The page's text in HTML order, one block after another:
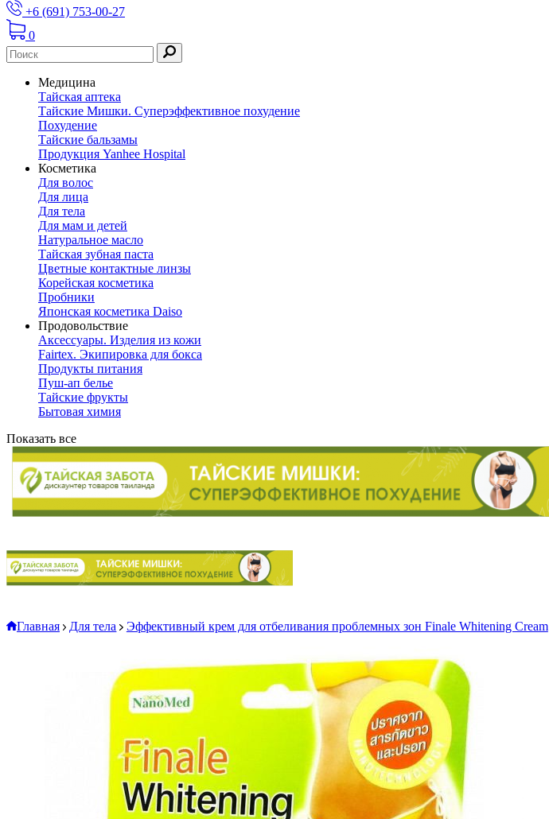
+6 (691) 753-00-27
0
Медицина
Тайская аптека
Тайские Мишки. Суперэффективное похудение
Похудение
Тайские бальзамы
Продукция Yanhee Hospital
Косметика
Для волос
Для лица
Для тела
Для мам и детей
Натуральное масло
Тайская зубная паста
Цветные контактные линзы
Корейская косметика
Пробники
Японская косметика Daiso
Продовольствие
Аксессуары. Изделия из кожи
Fairtex. Экипировка для бокса
Продукты питания
Пуш-ап белье
Тайские фрукты
Бытовая химия
Показать все
Главная Для тела Эффективный крем для отбеливания проблемных зон Finale Whitening Cream